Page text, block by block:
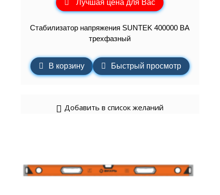
Лучшая цена для Вас
Стабилизатор напряжения SUNTEK 400000 ВА
трехфазный
В корзину Быстрый просмотр
Добавить в список желаний